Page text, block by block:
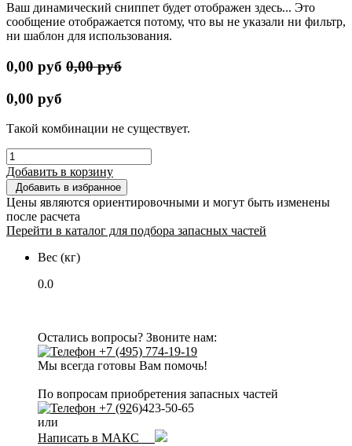
Ваш динамический сниппет будет отображен здесь... Это
сообщение отображается потому, что вы не указали ни фильтр,
ни шаблон для использования.
0,00 руб 0,00руб
0,00 руб
Такой комбинации не существует.
Добавить в корзину
Добавить в избранное
Цены являются ориентировочными и могут быть изменены
после расчета
Перейти в каталог для подбора запасных частей
Вес (кг)
0.0
Остались вопросы? Звоните нам:
+7 (495) 774-19-19
Мы всегда готовы Вам помочь!
По вопросам приобретения запасных частей
+7 (926)423-50-65
или
Написать в МАКС